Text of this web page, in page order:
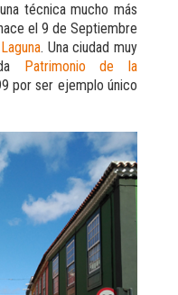
técnica mucho más
el 9 de Septiembre
. Una ciudad muy
Patrimonio de la
por ser ejemplo único